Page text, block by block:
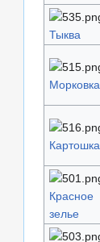
Тыква
Морковка
Картошка
Красное
зелье